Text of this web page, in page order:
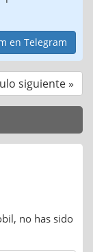
en Telegram
siguiente »
no has sido